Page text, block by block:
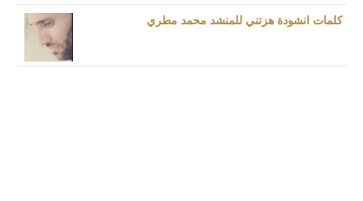
كلمات انشودة هزتني للمنشد محمد مطري